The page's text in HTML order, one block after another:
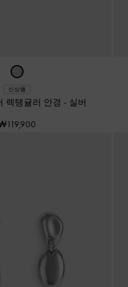
신상품
렉탱귤러 안경 - 실버